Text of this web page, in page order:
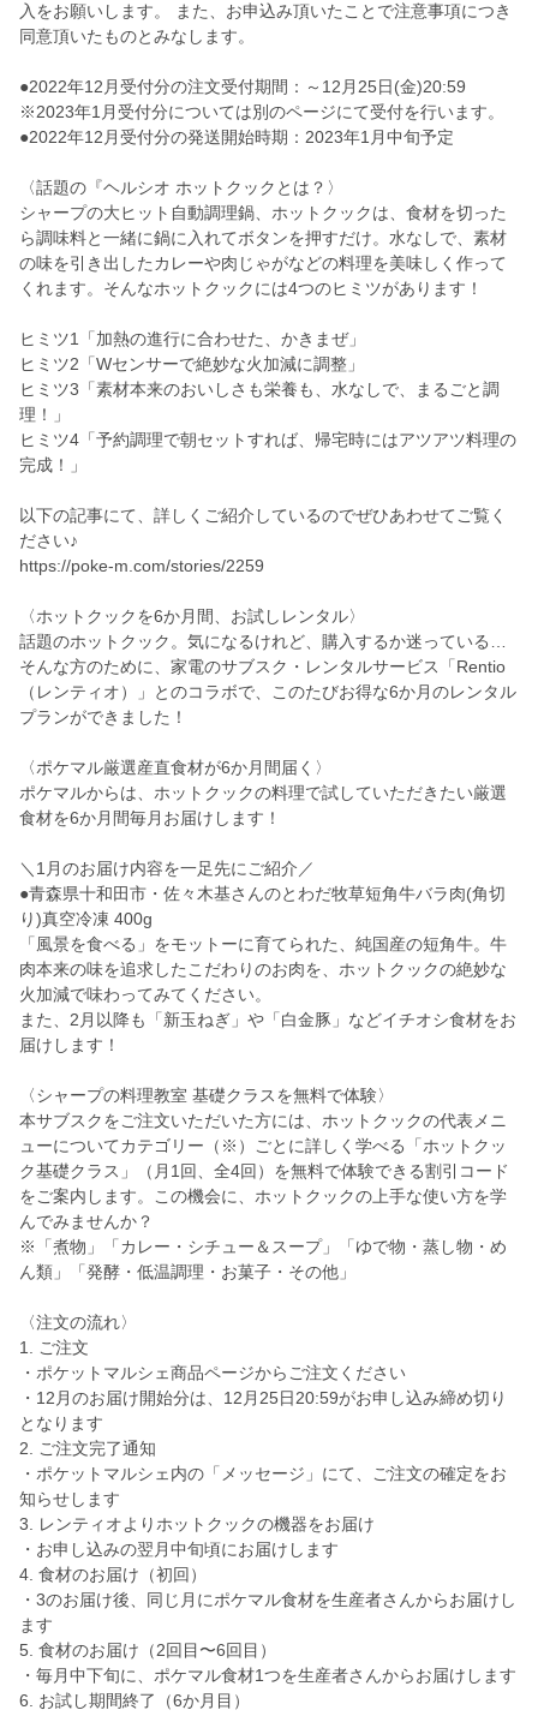
入をお願いします。 また、お申込み頂いたことで注意事項につき
同意頂いたものとみなします。
●2022年12月受付分の注文受付期間：～12月25日(金)20:59
※2023年1月受付分については別のページにて受付を行います。
●2022年12月受付分の発送開始時期：2023年1月中旬予定
〈話題の『ヘルシオ ホットクックとは？〉
シャープの大ヒット自動調理鍋、ホットクックは、食材を切った
ら調味料と一緒に鍋に入れてボタンを押すだけ。水なしで、素材
の味を引き出したカレーや肉じゃがなどの料理を美味しく作って
くれます。そんなホットクックには4つのヒミツがあります！
ヒミツ1「加熱の進行に合わせた、かきまぜ」
ヒミツ2「Wセンサーで絶妙な火加減に調整」
ヒミツ3「素材本来のおいしさも栄養も、水なしで、まるごと調
理！」
ヒミツ4「予約調理で朝セットすれば、帰宅時にはアツアツ料理の
完成！」
以下の記事にて、詳しくご紹介しているのでぜひあわせてご覧く
ださい♪
https://poke-m.com/stories/2259
〈ホットクックを6か月間、お試しレンタル〉
話題のホットクック。気になるけれど、購入するか迷っている…
そんな方のために、家電のサブスク・レンタルサービス「Rentio
（レンティオ）」とのコラボで、このたびお得な6か月のレンタル
プランができました！
〈ポケマル厳選産直食材が6か月間届く〉
ポケマルからは、ホットクックの料理で試していただきたい厳選
食材を6か月間毎月お届けします！
＼1月のお届け内容を一足先にご紹介／
●青森県十和田市・佐々木基さんのとわだ牧草短角牛バラ肉(角切
り)真空冷凍 400g
「風景を食べる」をモットーに育てられた、純国産の短角牛。牛
肉本来の味を追求したこだわりのお肉を、ホットクックの絶妙な
火加減で味わってみてください。
また、2月以降も「新玉ねぎ」や「白金豚」などイチオシ食材をお
届けします！
〈シャープの料理教室 基礎クラスを無料で体験〉
本サブスクをご注文いただいた方には、ホットクックの代表メニ
ューについてカテゴリー（※）ごとに詳しく学べる「ホットクッ
ク基礎クラス」（月1回、全4回）を無料で体験できる割引コード
をご案内します。この機会に、ホットクックの上手な使い方を学
んでみませんか？
※「煮物」「カレー・シチュー＆スープ」「ゆで物・蒸し物・め
ん類」「発酵・低温調理・お菓子・その他」
〈注文の流れ〉
1. ご注文
・ポケットマルシェ商品ページからご注文ください
・12月のお届け開始分は、12月25日20:59がお申し込み締め切り
となります
2. ご注文完了通知
・ポケットマルシェ内の「メッセージ」にて、ご注文の確定をお
知らせします
3. レンティオよりホットクックの機器をお届け
・お申し込みの翌月中旬頃にお届けします
4. 食材のお届け（初回）
・3のお届け後、同じ月にポケマル食材を生産者さんからお届けし
ます
5. 食材のお届け（2回目〜6回目）
・毎月中下旬に、ポケマル食材1つを生産者さんからお届けします
6. お試し期間終了（6か月目）